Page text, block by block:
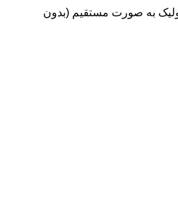
به صورت مستقیم (بدون